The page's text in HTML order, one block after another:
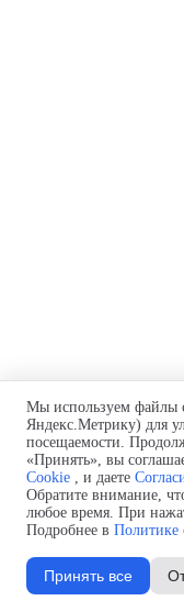
Мы используем файлы
Яндекс.Метрику) для
посещаемости.
«Принять», вы
Cookie , и даете
Обратите внимание,
любое время. При
Подробнее в Политике
Принять все